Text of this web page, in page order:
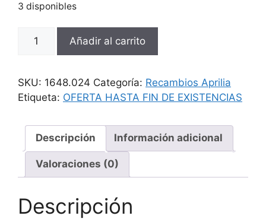
3 disponibles
arrastre
-
Gilera
cantidad
Añadir al carrito
SKU: 1648.024 Categoría: Recambios Aprilia
Etiqueta: OFERTA HASTA FIN DE EXISTENCIAS
Descripción Información adicional
Valoraciones (0)
Descripción